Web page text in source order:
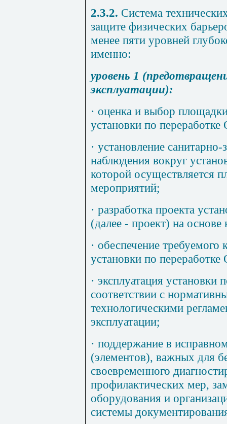
2.3.2. Система
защите физических
менее пяти уровней
именно:
уровень 1
эксплуатации):
· оценка и выбор
установки по
· установление
наблюдения вокруг
которой осуществляется
мероприятий;
· разработка проекта
(далее - проект) на основе
· обеспечение требуемого
установки по
· эксплуатация установки
соответствии с
технологическими
эксплуатации;
· поддержание в
(элементов), важных для
своевременного
профилактических мер,
оборудования и
системы